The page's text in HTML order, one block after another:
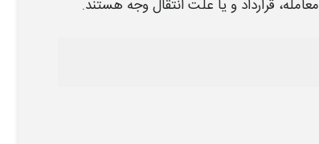
معامله، قرارداد و یا علت انتقال وجه هستند.